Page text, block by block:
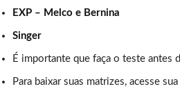
EXP – Melco e Bernina
Singer
É importante que faça o teste antes
Para baixar suas matrizes, acesse